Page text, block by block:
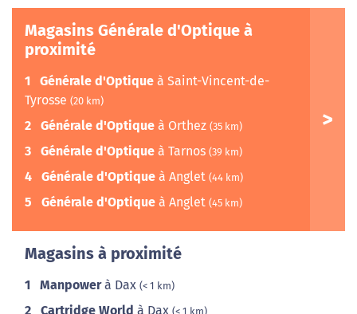
Magasins Générale d'Optique à
proximité
1 Générale d'Optique à Saint-Vincent-de-
Tyrosse (20 km)
2 Générale d'Optique à Orthez (35 km)
3 Générale d'Optique à Tarnos (39 km)
4 Générale d'Optique à Anglet (44 km)
5 Générale d'Optique à Anglet (45 km)
Magasins à proximité
1 Manpowerà Dax (< 1 km)
2 Cartridge World à Dax (< 1 km)